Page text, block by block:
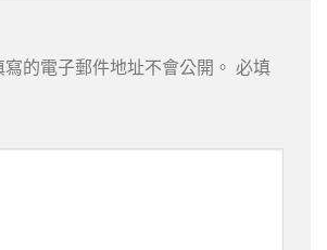
的電子郵件地址不會公開。 必填